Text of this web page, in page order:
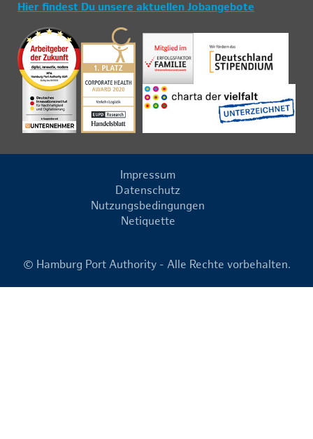
Hier findest Du unsere aktuellen Jobangebote
Impressum
Datenschutz
Nutzungsbedingungen
Netiquette
© Hamburg Port Authority - Alle Rechte vorbehalten.